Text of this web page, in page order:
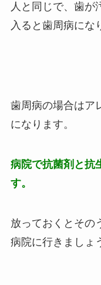
人と同じで、歯が
入ると歯周病にな
歯周病の場合はア
になります。
病院で抗菌剤と抗
す。
放っておくとその
病院に行きましょ